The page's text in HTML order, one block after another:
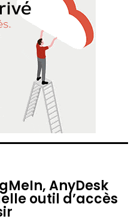
AnyDesk
outil d’accès